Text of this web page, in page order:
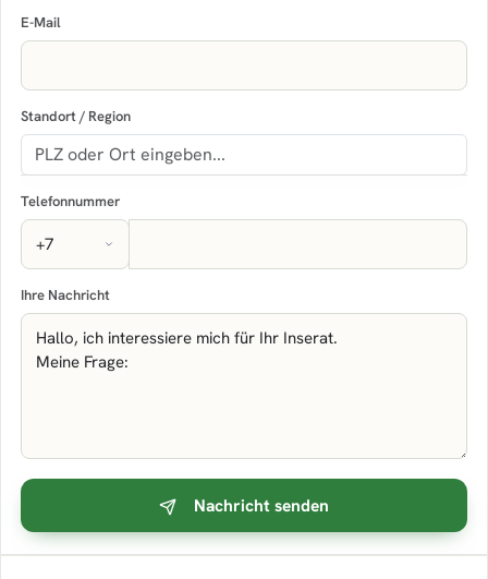
E-Mail
Standort / Region
Telefonnummer
Ihre Nachricht
Nachricht senden